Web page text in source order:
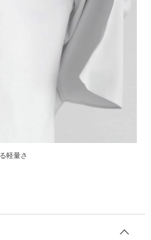
軽量さ